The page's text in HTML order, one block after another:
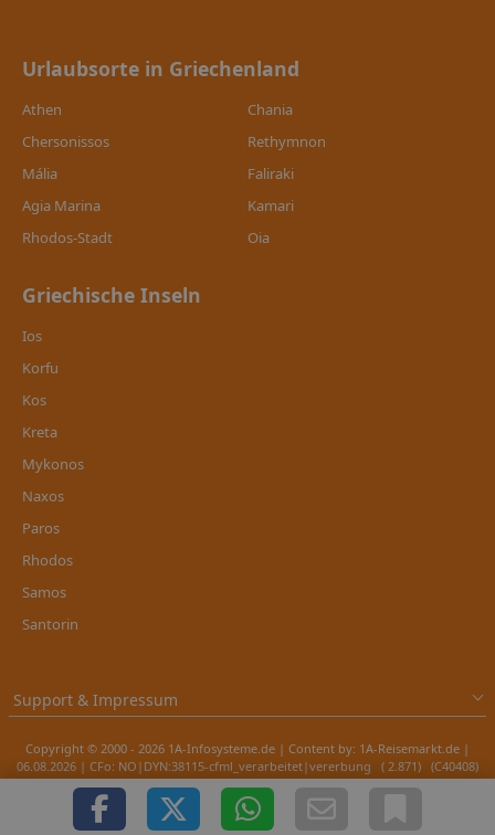
Urlaubsorte in Griechenland
Athen
Chania
Chersonissos
Rethymnon
Mália
Faliraki
Agia Marina
Kamari
Rhodos-Stadt
Oia
Griechische Inseln
Ios
Korfu
Kos
Kreta
Mykonos
Naxos
Paros
Rhodos
Samos
Santorin
Support & Impressum
Copyright © 2000 - 2026 1A-Infosysteme.de | Content by: 1A-Reisemarkt.de |
06.08.2026 | CFo: NO|DYN:38115-cfml_verarbeitet|vererbung ( 2.871) (C40408)